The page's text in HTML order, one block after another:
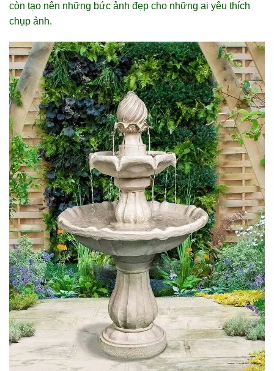
còn tạo nên những bức ảnh đẹp cho những ai yêu thích
chụp ảnh.